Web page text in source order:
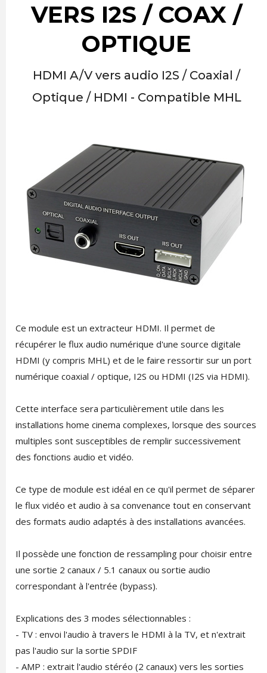
VERS I2S / COAX /
OPTIQUE
HDMI A/V vers audio I2S / Coaxial /
Optique / HDMI - Compatible MHL
Ce module est un extracteur HDMI. Il permet de
récupérer le flux audio numérique d'une source digitale
HDMI (y compris MHL) et de le faire ressortir sur un port
numérique coaxial / optique, I2S ou HDMI (I2S via HDMI).
Cette interface sera particulièrement utile dans les
installations home cinema complexes, lorsque des sources
multiples sont susceptibles de remplir successivement
des fonctions audio et vidéo.
Ce type de module est idéal en ce qu'il permet de séparer
le flux vidéo et audio à sa convenance tout en conservant
des formats audio adaptés à des installations avancées.
Il possède une fonction de ressampling pour choisir entre
une sortie 2 canaux / 5.1 canaux ou sortie audio
correspondant à l'entrée (bypass).
Explications des 3 modes sélectionnables :
- TV : envoi l'audio à travers le HDMI à la TV, et n'extrait
pas l'audio sur la sortie SPDIF
- AMP : extrait l'audio stéréo (2 canaux) vers les sorties